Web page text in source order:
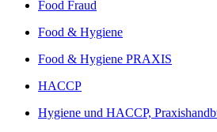
Food Fraud
Food & Hygiene
Food & Hygiene PRAXIS
HACCP
Hygiene und HACCP,